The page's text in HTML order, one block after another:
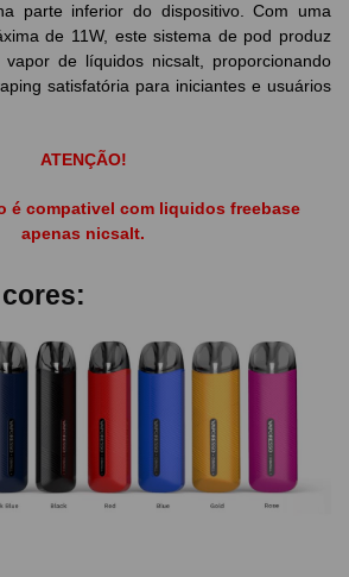
parte inferior do dispositivo. Com uma
de 11W, este sistema de pod produz
de líquidos nicsalt, proporcionando
satisfatória para iniciantes e usuários
ATENÇÃO!
é compativel com liquidos freebase
apenas nicsalt.